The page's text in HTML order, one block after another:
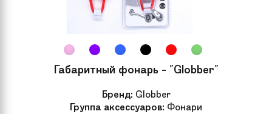
Габаритный фонарь - "Globber"
Бренд: Globber
Группа аксессуаров: Фонари